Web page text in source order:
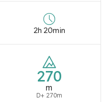
2h 20min
270
m
D+ 270m